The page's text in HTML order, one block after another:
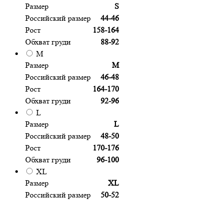
Размер
S
Российский размер
44-46
Рост
158-164
Обхват груди
88-92
M
Размер
M
Российский размер
46-48
Рост
164-170
Обхват груди
92-96
L
Размер
L
Российский размер
48-50
Рост
170-176
Обхват груди
96-100
XL
Размер
XL
Российский размер
50-52